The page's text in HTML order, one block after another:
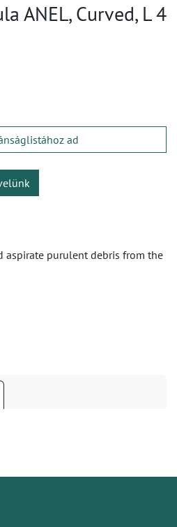
ANEL, Curved, L 4
ad
aspirate purulent debris from the